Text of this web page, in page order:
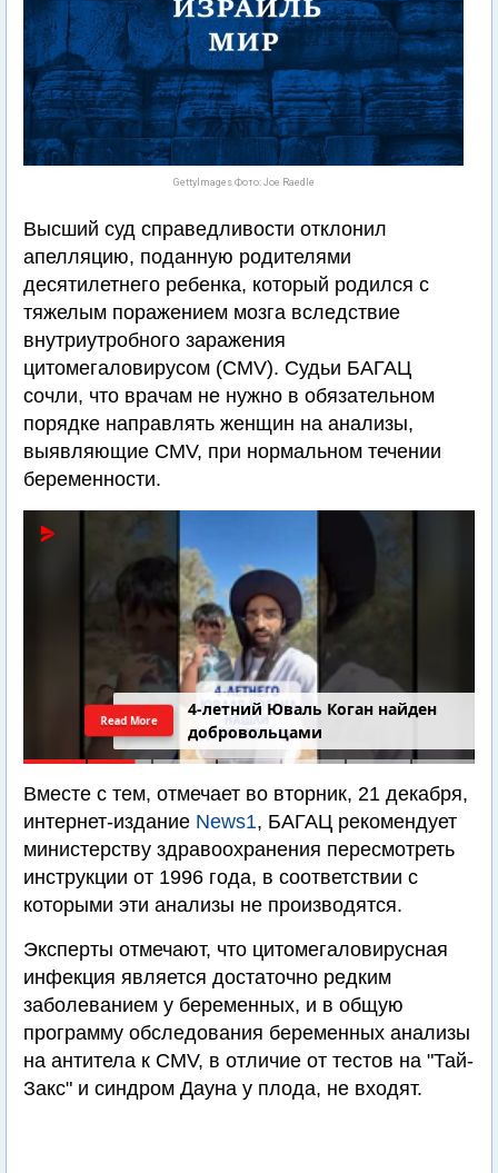
GettyImages Фото: Joe Raedle
Высший суд справедливости отклонил
апелляцию, поданную родителями
десятилетнего ребенка, который родился с
тяжелым поражением мозга вследствие
внутриутробного заражения
цитомегаловирусом (CMV). Судьи БАГАЦ
сочли, что врачам не нужно в обязательном
порядке направлять женщин на анализы,
выявляющие CMV, при нормальном течении
беременности.
4-летний Юваль Коган найден
добровольцами
Read More
Вместе с тем, отмечает во вторник, 21 декабря,
интернет-издание News1, БАГАЦ рекомендует
министерству здравоохранения пересмотреть
инструкции от 1996 года, в соответствии с
которыми эти анализы не производятся.
Эксперты отмечают, что цитомегаловирусная
инфекция является достаточно редким
заболеванием у беременных, и в общую
программу обследования беременных анализы
на антитела к CMV, в отличие от тестов на "Тай-
Закс" и синдром Дауна у плода, не входят.